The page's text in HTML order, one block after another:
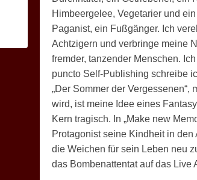
Himbeergelee, Vegetarier und
Paganist, ein Fußgänger. Ich
Achtzigern und verbringe meine
fremder, tanzender Menschen.
puncto Self-Publishing schreibe
„Der Sommer der
wird, ist meine Idee eines
Kern tragisch. In „Make new
Protagonist seine Kindheit in
die Weichen für sein Leben neu
das Bombenattentat auf das Live